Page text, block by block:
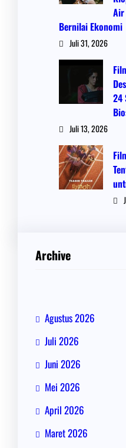
Air
Bernilai Ekonomi
Juli 31, 2026
24
Juli 13, 2026
Archive
Agustus 2026
Juli 2026
Juni 2026
Mei 2026
April 2026
Maret 2026